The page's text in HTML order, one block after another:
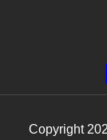
Copyright